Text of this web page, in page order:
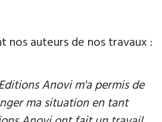
nos auteurs de nos travaux :
Anovi m'a permis de
ma situation en tant